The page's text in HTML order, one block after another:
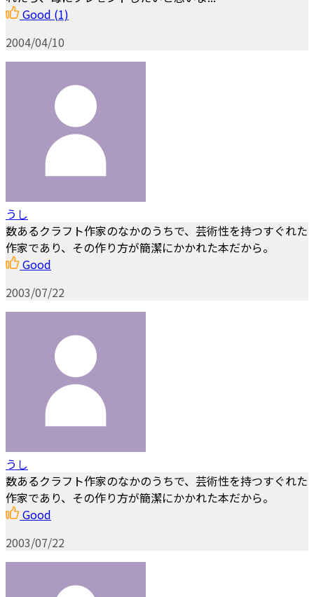
Good (1)
2004/04/10
うし
数あるクラフト作家のなかのうちで、芸術性を持つすぐれた
作家であり、その作り方が簡潔にかかれた本だから。
Good
2003/07/22
うし
数あるクラフト作家のなかのうちで、芸術性を持つすぐれた
作家であり、その作り方が簡潔にかかれた本だから。
Good
2003/07/22